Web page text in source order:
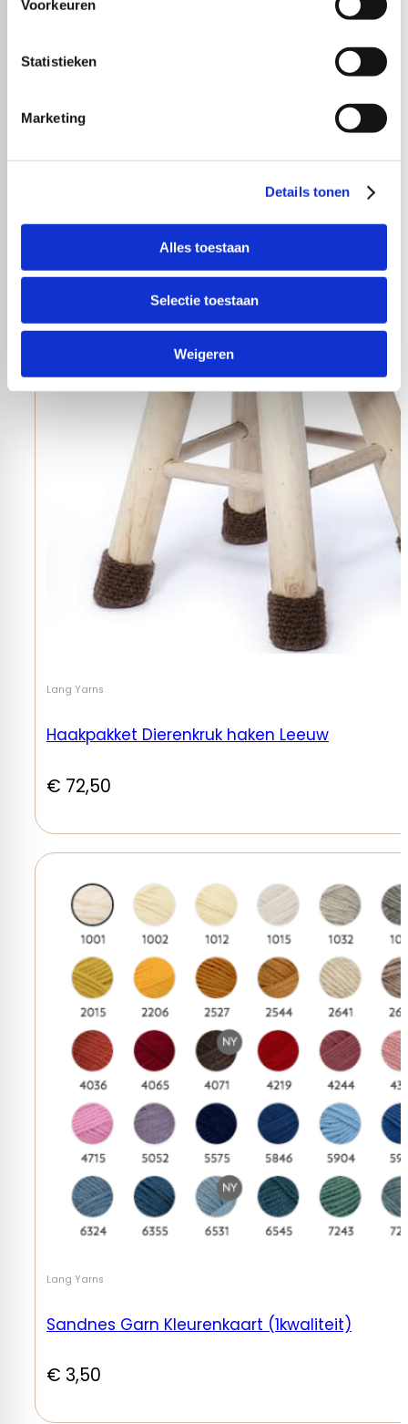
Voorkeuren
Statistieken
Marketing
Details tonen
Alles toestaan
Selectie toestaan
Weigeren
Lang Yarns
Haakpakket Dierenkruk haken Leeuw
€ 72,50
Lang Yarns
Sandnes Garn Kleurenkaart (1kwaliteit)
€ 3,50